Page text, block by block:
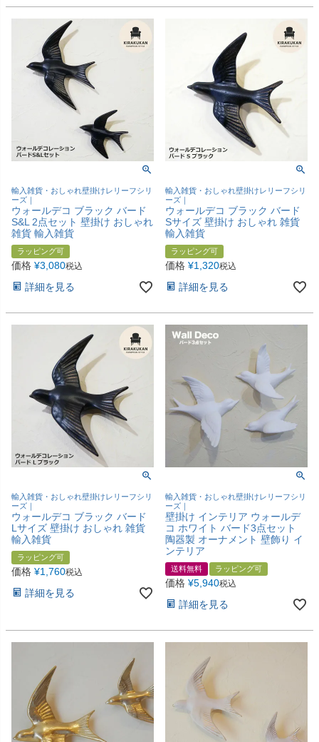
輸入雑貨・おしゃれ壁掛けレリーフシリ
ーズ｜
ウォールデコ ブラック バード
S&L 2点セット 壁掛け おしゃれ
雑貨 輸入雑貨
ラッピング可
価格 ¥3,080税込
詳細を見る
輸入雑貨・おしゃれ壁掛けレリーフシリ
ーズ｜
ウォールデコ ブラック バード
Sサイズ 壁掛け おしゃれ 雑貨
輸入雑貨
ラッピング可
価格 ¥1,320税込
詳細を見る
輸入雑貨・おしゃれ壁掛けレリーフシリ
ーズ｜
ウォールデコ ブラック バード
Lサイズ 壁掛け おしゃれ 雑貨
輸入雑貨
ラッピング可
価格 ¥1,760税込
詳細を見る
輸入雑貨・おしゃれ壁掛けレリーフシリ
ーズ｜
壁掛け インテリア ウォールデ
コ ホワイト バード3点セット
陶器製 オーナメント 壁飾り イ
ンテリア
送料無料 ラッピング可
価格 ¥5,940税込
詳細を見る